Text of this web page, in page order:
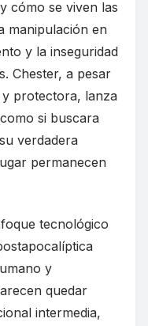
cómo se viven las
manipulación en
y la inseguridad
Chester, a pesar
protectora, lanza
si buscara
verdadera
permanecen
tecnológico
y
quedar
intermedia,